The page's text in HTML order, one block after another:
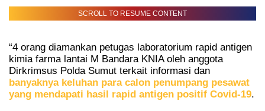
SCROLL TO RESUME CONTENT
“4 orang diamankan petugas laboratorium rapid antigen
kimia farma lantai M Bandara KNIA oleh anggota
Dirkrimsus Polda Sumut terkait informasi dan
banyaknya keluhan para calon penumpang pesawat
yang mendapati hasil rapid antigen positif Covid-19.